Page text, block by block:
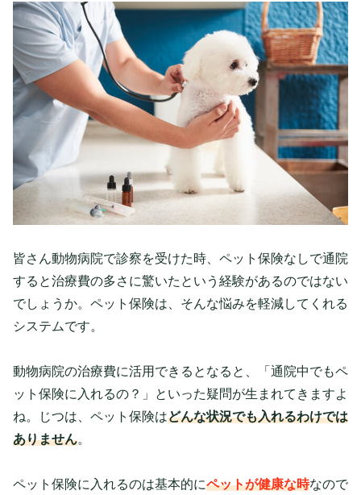
皆さん動物病院で診察を受けた時、ペット保険なしで通院
すると治療費の多さに驚いたという経験があるのではない
でしょうか。ペット保険は、そんな悩みを軽減してくれる
システムです。
動物病院の治療費に活用できるとなると、「通院中でもペ
ット保険に入れるの？」といった疑問が生まれてきますよ
ね。じつは、ペット保険はどんな状況でも入れるわけでは
ありません。
ペット保険に入れるのは基本的にペットが健康な時なので